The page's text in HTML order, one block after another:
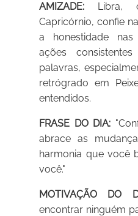
AMIZADE: Libra,
Capricórnio, confie
a honestidade nas
ações
palavras,
retrógrado em
entendidos.
FRASE DO DIA:
abrace as
harmonia que você
você."
MOTIVAÇÃO DO
encontrar ninguém